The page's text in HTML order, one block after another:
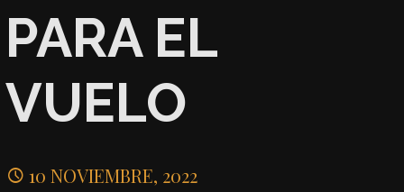
PARA EL
VUELO
10 NOVIEMBRE, 2022